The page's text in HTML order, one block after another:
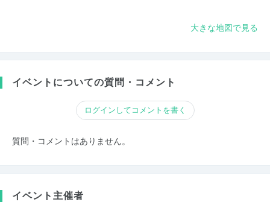
大きな地図で見る
イベントについての質問・コメント
ログインしてコメントを書く
質問・コメントはありません。
イベント主催者